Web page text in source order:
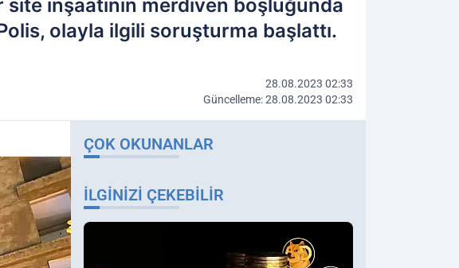
site inşaatının merdiven boşluğunda
olayla ilgili soruşturma başlattı.
28.08.2023 02:33
Güncelleme: 28.08.2023 02:33
ÇOK OKUNANLAR
İLGINIZI ÇEKEBILIR